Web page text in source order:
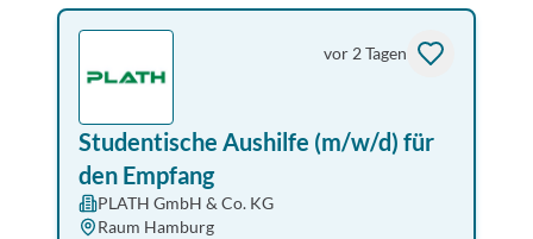
vor 2 Tagen
Studentische Aushilfe (m/w/d) für
den Empfang
PLATH GmbH & Co. KG
Raum Hamburg